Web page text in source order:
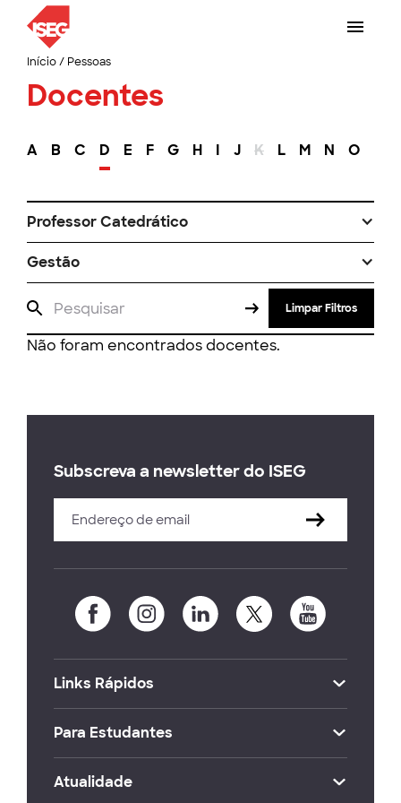
Início/ Pessoas
Docentes
A B C D E F G H I J K L M N O
Professor Catedrático
Gestão
Limpar Filtros
Não foram encontrados docentes.
Subscreva a newsletter do ISEG
Links Rápidos
Para Estudantes
Atualidade